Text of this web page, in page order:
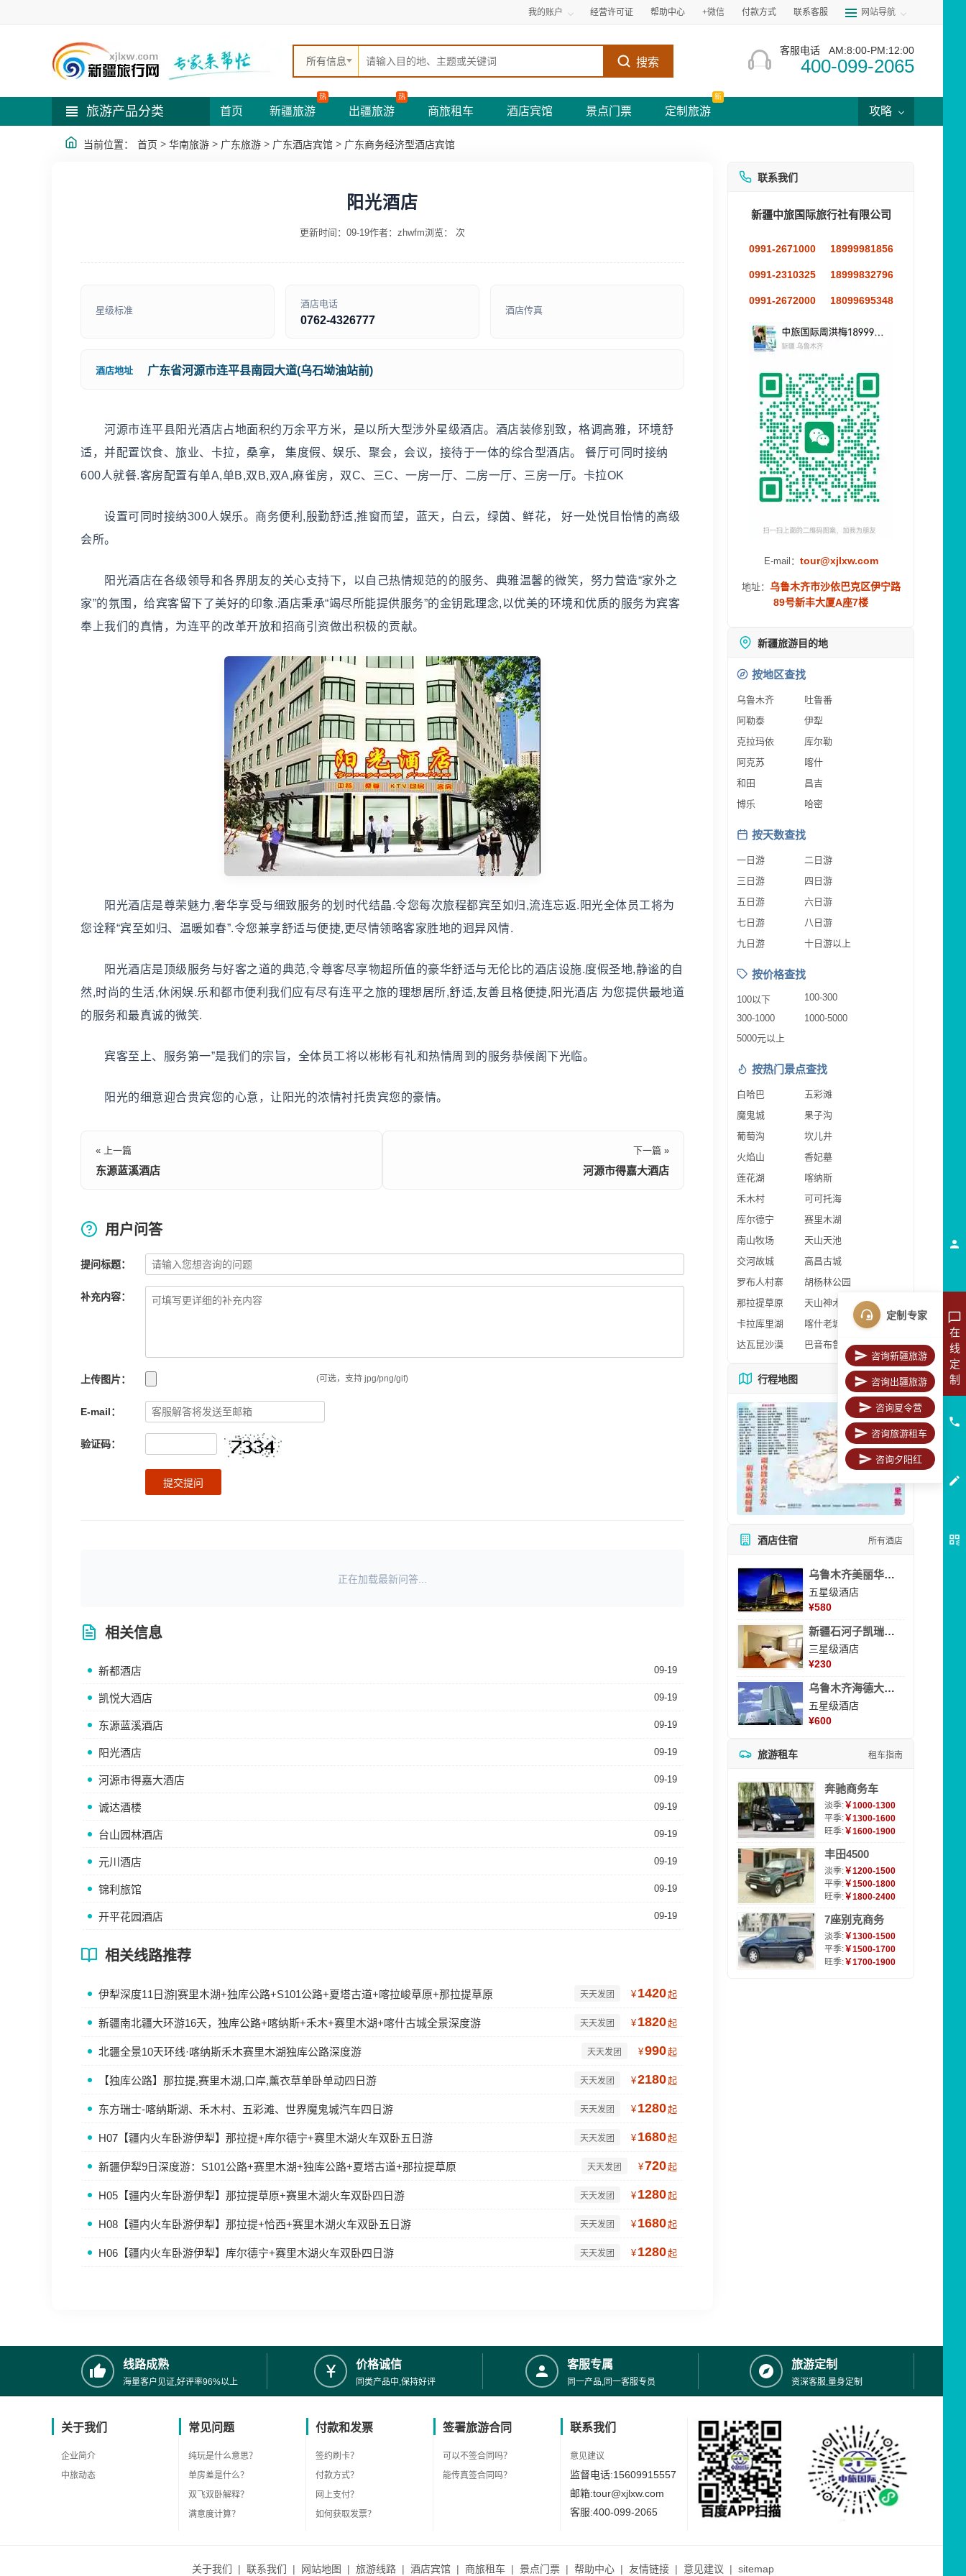
我的账户 经营许可证 帮助中心 +微信 付款方式 联系客服 网站导航
所有信息 搜索
客服电话 AM:8:00-PM:12:00
400-099-2065
旅游产品分类 首页 新疆旅游
热
出疆旅游
热
商旅租车 酒店宾馆 景点门票 定制旅游
新
攻略
当前位置： 首页 > 华南旅游 > 广东旅游 > 广东酒店宾馆 > 广东商务经济型酒店宾馆
阳光酒店
更新时间：09-19作者：zhwfm浏览： 次
星级标准
酒店电话
0762-4326777
酒店传真
酒店地址 广东省河源市连平县南园大道(乌石坳油站前)
河源市连平县阳光酒店占地面积约万余平方米，是以所大型涉外星级酒店。酒店装修别致，格调高雅，环境舒
适，并配置饮食、旅业、卡拉，桑拿， 集度假、娱乐、聚会，会议，接待于一体的综合型酒店。 餐厅可同时接纳
600人就餐.客房配置有单A,单B,双B,双A,麻雀房，双C、三C、一房一厅、二房一厅、三房一厅。卡拉OK
设置可同时接纳300人娱乐。商务便利,殷勤舒适,推窗而望，蓝天，白云，绿茵、鲜花， 好一处悦目怡情的高级
会所。
阳光酒店在各级领导和各界朋友的关心支持下，以自己热情规范的的服务、典雅温馨的微笑，努力营造“家外之
家”的氛围，给宾客留下了美好的印象.酒店秉承“竭尽所能提供服务”的金钥匙理念,以优美的环境和优质的服务为宾客
奉上我们的真情，为连平的改革开放和招商引资做出积极的贡献。
阳光酒店是尊荣魅力,奢华享受与细致服务的划时代结晶.令您每次旅程都宾至如归,流连忘返.阳光全体员工将为
您诠释“宾至如归、温暖如春”.令您兼享舒适与便捷,更尽情领略客家胜地的迥异风情.
阳光酒店是顶级服务与好客之道的典范,令尊客尽享物超所值的豪华舒适与无伦比的酒店设施.度假圣地,静谧的自
然,时尚的生活,休闲娱.乐和都市便利我们应有尽有连平之旅的理想居所,舒适,友善且格便捷,阳光酒店 为您提供最地道
的服务和最真诚的微笑.
宾客至上、服务第一”是我们的宗旨，全体员工将以彬彬有礼和热情周到的服务恭候阁下光临。
阳光的细意迎合贵宾您的心意，让阳光的浓情衬托贵宾您的豪情。
« 上一篇
东源蓝溪酒店
下一篇 »
河源市得嘉大酒店
用户问答
提问标题：
补充内容：
上传图片： (可选，支持 jpg/png/gif)
E-mail：
验证码：
提交提问
正在加载最新问答...
相关信息
新都酒店 09-19
凯悦大酒店 09-19
东源蓝溪酒店 09-19
阳光酒店 09-19
河源市得嘉大酒店 09-19
诚达酒楼 09-19
台山园林酒店 09-19
元川酒店 09-19
锦利旅馆 09-19
开平花园酒店 09-19
相关线路推荐
伊犁深度11日游|赛里木湖+独库公路+S101公路+夏塔古道+喀拉峻草原+那拉提草原 天天发团 ¥ 1420起
新疆南北疆大环游16天，独库公路+喀纳斯+禾木+赛里木湖+喀什古城全景深度游 天天发团 ¥ 1820起
北疆全景10天环线·喀纳斯禾木赛里木湖独库公路深度游 天天发团 ¥990起
【独库公路】那拉提,赛里木湖,口岸,薰衣草单卧单动四日游 天天发团 ¥2180起
东方瑞士-喀纳斯湖、禾木村、五彩滩、世界魔鬼城汽车四日游 天天发团 ¥ 1280起
H07【疆内火车卧游伊犁】那拉提+库尔德宁+赛里木湖火车双卧五日游 天天发团 ¥ 1680起
新疆伊犁9日深度游：S101公路+赛里木湖+独库公路+夏塔古道+那拉提草原 天天发团 ¥720起
H05【疆内火车卧游伊犁】那拉提草原+赛里木湖火车双卧四日游 天天发团 ¥ 1280起
H08【疆内火车卧游伊犁】那拉提+恰西+赛里木湖火车双卧五日游 天天发团 ¥ 1680起
H06【疆内火车卧游伊犁】库尔德宁+赛里木湖火车双卧四日游 天天发团 ¥ 1280起
联系我们
新疆中旅国际旅行社有限公司
0991-2671000 18999981856
0991-2310325 18999832796
0991-2672000 18099695348
E-mail： tour@xjlxw.com
地址： 乌鲁木齐市沙依巴克区伊宁路
89号新丰大厦A座7楼
新疆旅游目的地
按地区查找
乌鲁木齐
吐鲁番
阿勒泰
伊犁
克拉玛依
库尔勒
阿克苏
喀什
和田
昌吉
博乐
哈密
按天数查找
一日游
二日游
三日游
四日游
五日游
六日游
七日游
八日游
九日游
十日游以上
按价格查找
100以下
100-300
300-1000
1000-5000
5000元以上
按热门景点查找
白哈巴
五彩滩
魔鬼城
果子沟
葡萄沟
坎儿井
火焰山
香妃墓
莲花湖
喀纳斯
禾木村
可可托海
库尔德宁
赛里木湖
南山牧场
天山天池
交河故城
高昌古城
罗布人村寨
胡杨林公园
那拉提草原
天山神木园
卡拉库里湖
喀什老城区
达瓦昆沙漠
巴音布鲁克
行程地图 更多地图
酒店住宿 所有酒店
乌鲁木齐美丽华大酒
五星级酒店
¥580
新疆石河子凯瑞酒店
三星级酒店
¥230
乌鲁木齐海德大酒店
五星级酒店
¥600
旅游租车 租车指南
奔驰商务车
淡季:￥1000-1300
平季:￥1300-1600
旺季:￥1600-1900
丰田4500
淡季:￥1200-1500
平季:￥1500-1800
旺季:￥1800-2400
7座别克商务
淡季:￥1300-1500
平季:￥1500-1700
旺季:￥1700-1900
线路成熟
海量客户见证,好评率96%以上
价格诚信
同类产品中,保持好评
客服专属
同一产品,同一客服专员
旅游定制
资深客服,量身定制
关于我们
企业简介
中旅动态
常见问题
纯玩是什么意思？
单房差是什么？
双飞双卧解释？
满意度计算？
付款和发票
签约刷卡？
付款方式？
网上支付？
如何获取发票？
签署旅游合同
可以不签合同吗？
能传真签合同吗？
联系我们
意见建议
监督电话:15609915557
邮箱:tour@xjlxw.com
客服:400-099-2065
关于我们 | 联系我们 | 网站地图 | 旅游线路 | 酒店宾馆 | 商旅租车 | 景点门票 | 帮助中心 | 友情链接 | 意见建议 | sitemap
在
线
定
制
定制专家
咨询新疆旅游
咨询出疆旅游
咨询夏令营
咨询旅游租车
咨询夕阳红